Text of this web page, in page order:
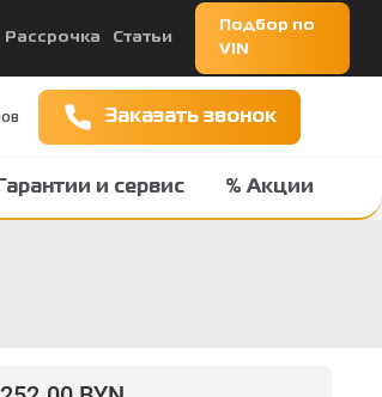
Рассрочка Статьи
Подбор по
VIN
Заказать звонок
Гарантии и сервис % Акции